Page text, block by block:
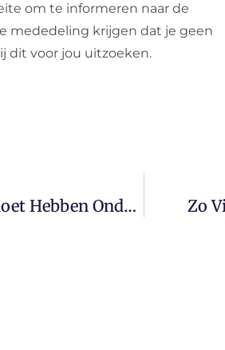
om te informeren naar de
mededeling krijgen dat je geen
dit voor jou uitzoeken.
Waarom Je De Groene Kaart Altijd Bij Je Moet Hebben Onderweg Zo